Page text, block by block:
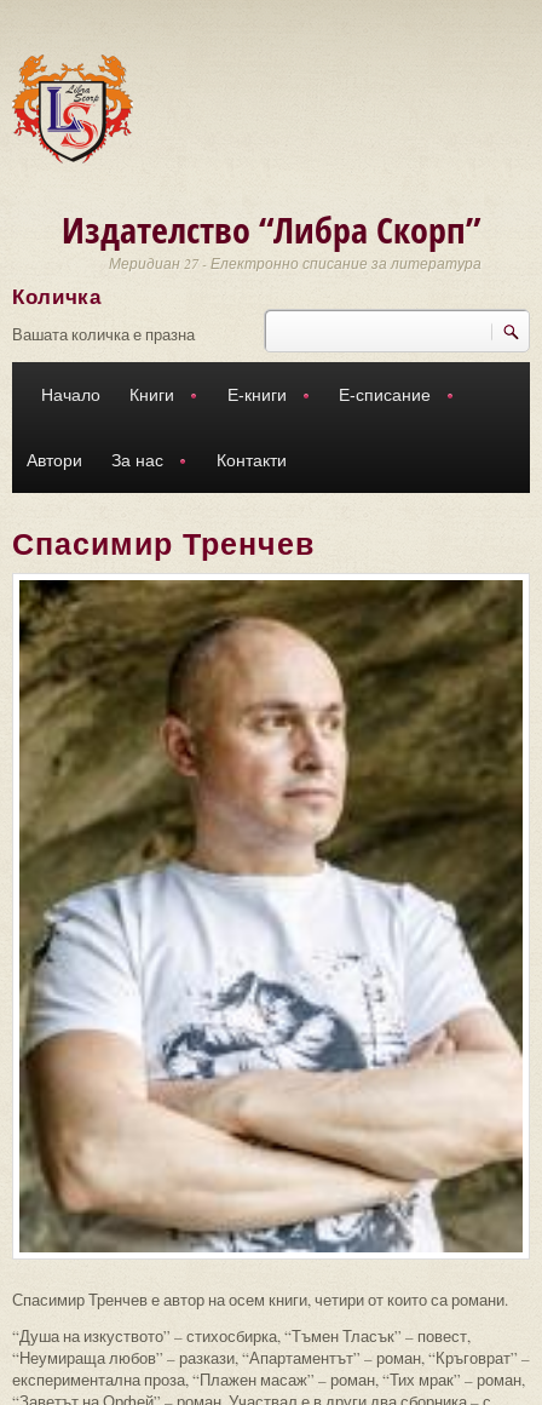
Издателство “Либра Скорп”
Меридиан 27 - Електронно списание за литература
Търси
Количка
Вашата количка е празна
Начало Книги Е-книги Е-списание
Автори За нас Контакти
Спасимир Тренчев
Спасимир Тренчев е автор на осем книги, четири от които са романи.
“Душа на изкуството” – стихосбирка, “Тъмен Тласък” – повест,
“Неумираща любов” – разкази, “Апартаментът” – роман, “Кръговрат” –
експериментална проза, “Плажен масаж” – роман, “Тих мрак” – роман,